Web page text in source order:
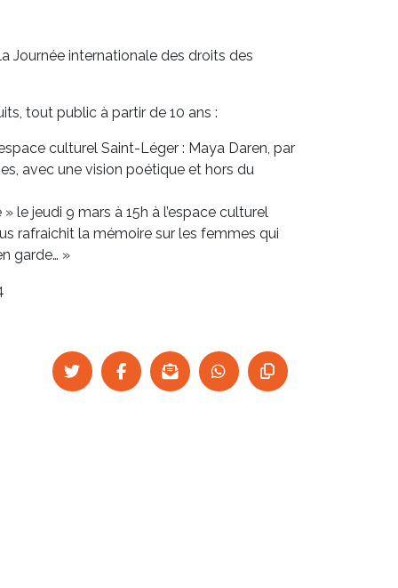
Journée internationale des droits des
tout public à partir de 10 ans :
culturel Saint-Léger : Maya Daren, par
avec une vision poétique et hors du
le jeudi 9 mars à 15h à l’espace culturel
rafraichit la mémoire sur les femmes qui
garde… »